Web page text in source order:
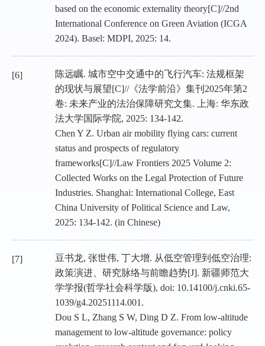
based on the economic externality theory[C]//2nd
International Conference on Green Aviation (ICGA
2024). Basel: MDPI, 2025: 14.
[6]
陈远瞩. 城市空中交通中的飞行汽车: 法规框架
的现状与展望[C]//《法学前沿》集刊2025年第2
卷: 未来产业的法治保障研究文集. 上海: 华东政
法大学国际学院, 2025: 134-142.
Chen Y Z. Urban air mobility flying cars: current
status and prospects of regulatory
frameworks[C]//Law Frontiers 2025 Volume 2:
Collected Works on the Legal Protection of Future
Industries. Shanghai: International College, East
China University of Political Science and Law,
2025: 134-142. (in Chinese)
[7]
豆书龙, 张世伟, 丁大增. 从低空管理到低空治理:
政策演进、研究脉络与前瞻趋势[J]. 新疆师范大
学学报(哲学社会科学版), doi: 10.14100/j.cnki.65-
1039/g4.20251114.001.
Dou S L, Zhang S W, Ding D Z. From low-altitude
management to low-altitude governance: policy